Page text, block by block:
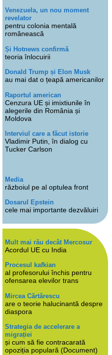
Venezuela, un nou moment
revelator
pentru colonia mentală
românească
Și Hotnews confirmă
teoria înlocuirii
Donald Trump și Elon Musk
au mai dat o țeapă americanilor
Raportul american
Cenzura UE și imixtiunile în
alegerile din România și
Moldova
Interviul care a făcut istorie
Vladimir Putin, în dialog cu
Tucker Carlson
Media
războiul pe al optulea front
Dosarul Epstein
cele mai importante dezvăluiri
Mult mai rău decât Mercosur
Acordul UE cu India
Procesul kafkian
al profesorului închis pentru
ofensarea elevilor trans
Mircea Cărtărescu
are o teorie halucinantă despre
diaspora
Strategia de accelerare a
migrației
și cum să fie contracarată
opoziția populară (Document)